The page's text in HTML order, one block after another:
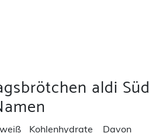
aldi Süd
Kohlenhydrate
Davon